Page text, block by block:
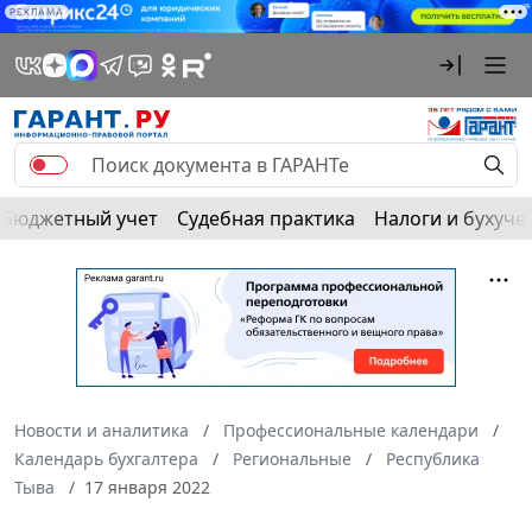
РЕКЛАМА
Бюджетный учет Судебная практика Налоги и
Новости и аналитика
Профессиональные календари
Календарь бухгалтера
Региональные
Республика
Тыва
17 января 2022